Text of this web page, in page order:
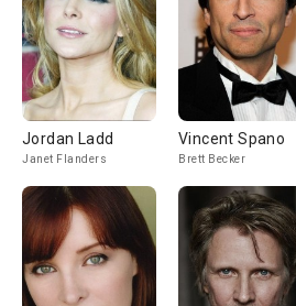
Jordan Ladd
Janet Flanders
Vincent Spano
Brett Becker